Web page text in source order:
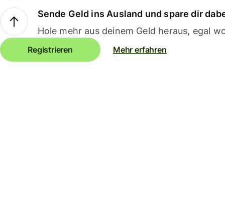
Sende Geld ins Ausland und spare dir
Hole mehr aus deinem Geld heraus, egal
Registrieren Mehr erfahren